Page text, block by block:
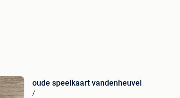
oude speelkaart vandenheuvel
/